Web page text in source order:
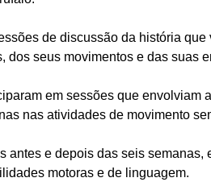
de discussão da história
dos seus movimentos e das suas
em sessões que envolviam
nas atividades de movimento
antes e depois das seis semanas,
motoras e de linguagem.